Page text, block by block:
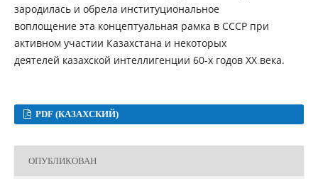
зародилась и обрела институциональное
воплощение эта концептуальная рамка в СССР при
активном участии Казахстана и некоторых
деятелей казахской интеллигенции 60-х годов ХХ века.
PDF (КАЗАХСКИЙ)
ОПУБЛИКОВАН